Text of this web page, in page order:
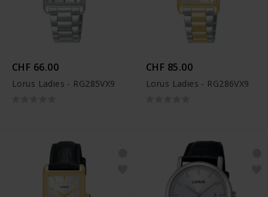
CHF 66.00
Lorus Ladies - RG285VX9
CHF 85.00
Lorus Ladies - RG286VX9